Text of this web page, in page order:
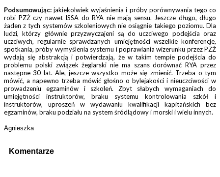
Podsumowując:jakiekolwiek wyjaśnienia i próby porównywania tego co
robi PZŻ czy nawet ISSA do RYA nie mają sensu. Jeszcze długo, długo
żaden z tych systemów szkoleniowych nie osiągnie takiego poziomu. Dla
ludzi, którzy głównie przyzwyczajeni są do uczciwego podejścia oraz
uczciwych, regularnie sprawdzanych umiejętności wszelkie konferencje,
spotkania, próby wymyślenia systemu i poprawiania wizerunku przez PZŻ
wydają się abstrakcją i potwierdzają, że w takim tempie podejścia do
problemu polski związek żeglarski nie ma szans dorównać RYA przez
następne 30 lat. Ale, jeszcze wszystko może się zmienić. Trzeba o tym
mówić, a napewno trzeba mówić głośno o bylejakości i nieuczciwości w
prowadzeniu egzaminów i szkoleń. Zbyt słabych wymaganiach do
umiejętności instruktorów, braku systemu kontrolowania szkół i
instruktorów, uproszeń w wydawaniu kwalifikacji kapitańskich bez
egzaminów, braku podziału na system śródlądowy i morski i wielu innych.
Agnieszka
Komentarze